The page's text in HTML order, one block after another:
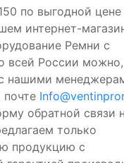
по выгодной
интернет-
Ремни с
всей России можно,
нашими
почте
обратной связи
только
продукцию с